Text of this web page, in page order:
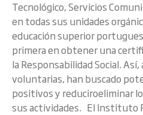
Tecnológico, Servicios
en todas sus unidades
educación superior
primera en obtener una
la Responsabilidad Social.
voluntarias, han buscado
positivos y reduciroeliminar
sus actividades. El Instituto